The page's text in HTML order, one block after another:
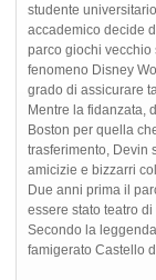
studente
accademico decide
parco giochi vecchio
fenomeno Disney
grado di assicurare
Mentre la fidanzata,
Boston per quella
trasferimento, Devin
amicizie e bizzarri
Due anni prima il
essere stato teatro
Secondo la
famigerato Castello